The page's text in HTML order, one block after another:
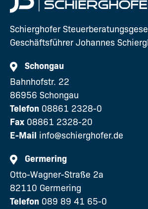
Schierghofer
Geschäftsführer Johannes
Schongau
Bahnhofstr. 22
86956 Schongau
Telefon 08861 2328-0
Fax 08861 2328-20
E-Mail info@schierghofer.de
Germering
Otto-Wagner-Straße 2a
82110 Germering
Telefon 089 89 41 65-0